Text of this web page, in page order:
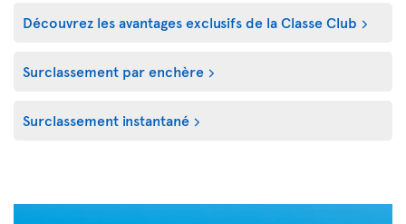
Découvrez les avantages exclusifs de la Classe Club
Surclassement par enchère
Surclassement instantané